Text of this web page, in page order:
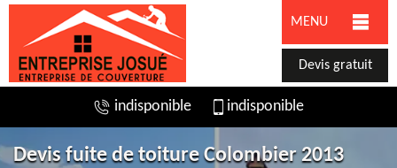
MENU
Devis gratuit
indisponible indisponible
Devis fuite de toiture Colombier 2013